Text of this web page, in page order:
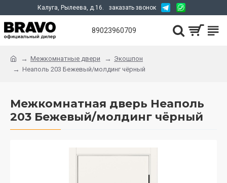
Калуга, Рылеева, д.16. заказать звонок
89023960709
Межкомнатные двери
Экошпон
Неаполь 203 Бежевый/молдинг чёрный
Межкомнатная дверь Неаполь
203 Бежевый/молдинг чёрный